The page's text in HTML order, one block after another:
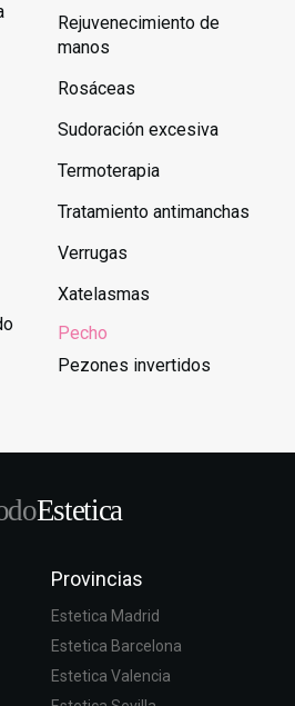
Rejuvenecimiento de
manos
Rosáceas
Sudoración excesiva
Termoterapia
Tratamiento antimanchas
Verrugas
Xatelasmas
Pecho
Pezones invertidos
Estetica
Provincias
Estetica Madrid
Estetica Barcelona
Estetica Valencia